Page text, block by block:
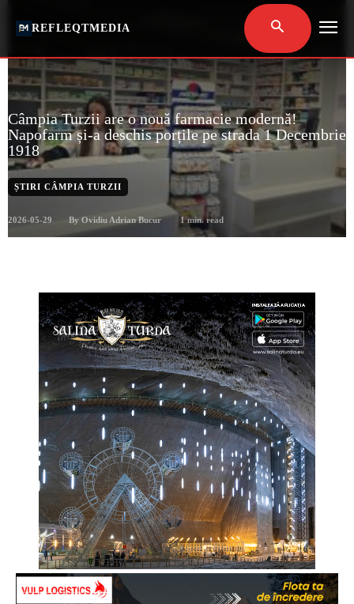
REFLEQTMEDIA
Câmpia Turzii are o nouă farmacie modernă!
Napofarm și-a deschis porțile pe strada 1 Decembrie
1918
ȘTIRI CÂMPIA TURZII
2026-05-29 By Ovidiu Adrian Bucur 1min. read